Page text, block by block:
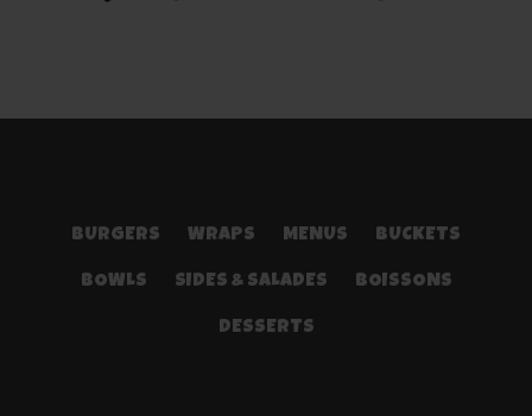
BURGERS WRAPS MENUS BUCKETS
BOWLS SIDES & SALADES BOISSONS
DESSERTS